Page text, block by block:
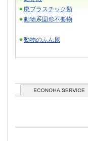
廃プラスチック類
動物系固形不要物
動物のふん尿